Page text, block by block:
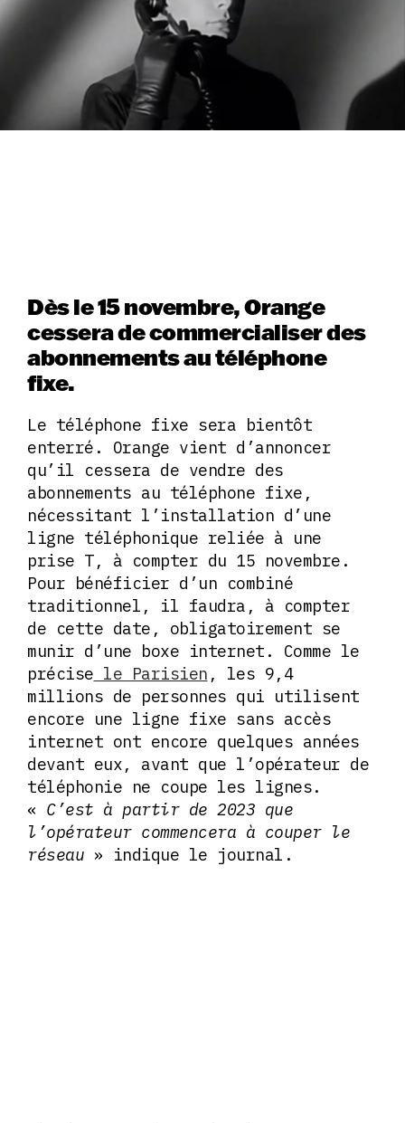
Dès le 15 novembre, Orange
cessera de commercialiser des
abonnements au téléphone
fixe.
Le téléphone fixe sera bientôt
enterré. Orange vient d’annoncer
qu’il cessera de vendre des
abonnements au téléphone fixe,
nécessitant l’installation d’une
ligne téléphonique reliée à une
prise T, à compter du 15 novembre.
Pour bénéficier d’un combiné
traditionnel, il faudra, à compter
de cette date, obligatoirement se
munir d’une boxe internet. Comme le
précise le Parisien , les 9,4
millions de personnes qui utilisent
encore une ligne fixe sans accès
internet ont encore quelques années
devant eux, avant que l’opérateur de
téléphonie ne coupe les lignes.
« C’est à partir de 2023 que
l’opérateur commencera à couper le
réseau » indique le journal.